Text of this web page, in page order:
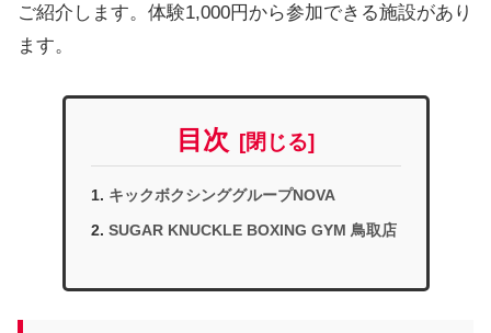
ご紹介します。体験1,000円から参加できる施設があり
ます。
目次
キックボクシンググループNOVA
SUGAR KNUCKLE BOXING GYM 鳥取店